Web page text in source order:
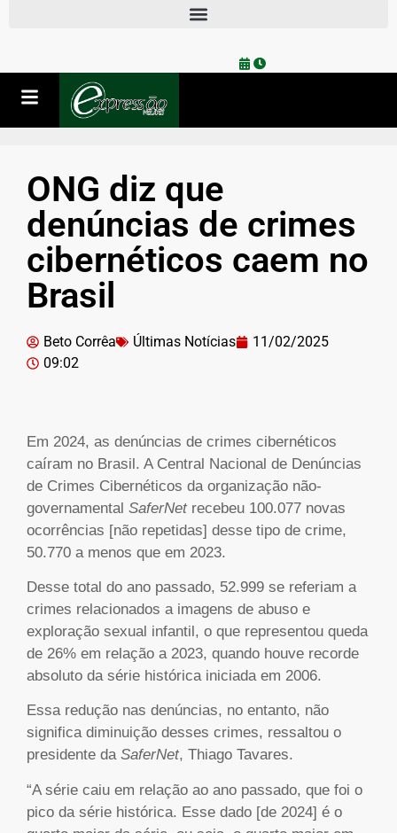
ONG diz que
denúncias de crimes
cibernéticos caem no
Brasil
Beto Corrêa Últimas Notícias
11/02/2025
09:02
Em 2024, as denúncias de crimes cibernéticos
caíram no Brasil. A Central Nacional de Denúncias
de Crimes Cibernéticos da organização não-
governamental SaferNet recebeu 100.077 novas
ocorrências [não repetidas] desse tipo de crime,
50.770 a menos que em 2023.
Desse total do ano passado, 52.999 se referiam a
crimes relacionados a imagens de abuso e
exploração sexual infantil, o que representou queda
de 26% em relação a 2023, quando houve recorde
absoluto da série histórica iniciada em 2006.
Essa redução nas denúncias, no entanto, não
significa diminuição desses crimes, ressaltou o
presidente da SaferNet, Thiago Tavares.
“A série caiu em relação ao ano passado, que foi o
pico da série histórica. Esse dado [de 2024] é o